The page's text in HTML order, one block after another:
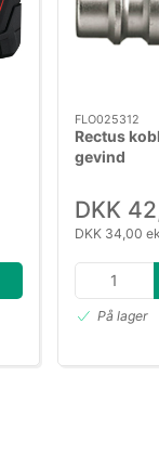
FLO025312
Rectus
gevind
DKK
DKK 34,00
På lager